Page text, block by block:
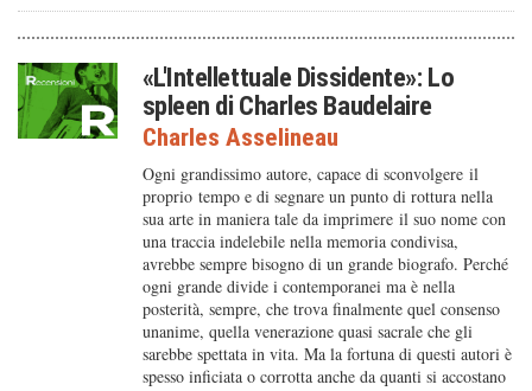
«L'Intellettuale Dissidente»: Lo
spleen di Charles Baudelaire
Charles Asselineau
Ogni grandissimo autore, capace di sconvolgere il
proprio tempo e di segnare un punto di rottura nella
sua arte in maniera tale da imprimere il suo nome con
una traccia indelebile nella memoria condivisa,
avrebbe sempre bisogno di un grande biografo. Perché
ogni grande divide i contemporanei ma è nella
posterità, sempre, che trova finalmente quel consenso
unanime, quella venerazione quasi sacrale che gli
sarebbe spettata in vita. Ma la fortuna di questi autori è
spesso inficiata o corrotta anche da quanti si accostano